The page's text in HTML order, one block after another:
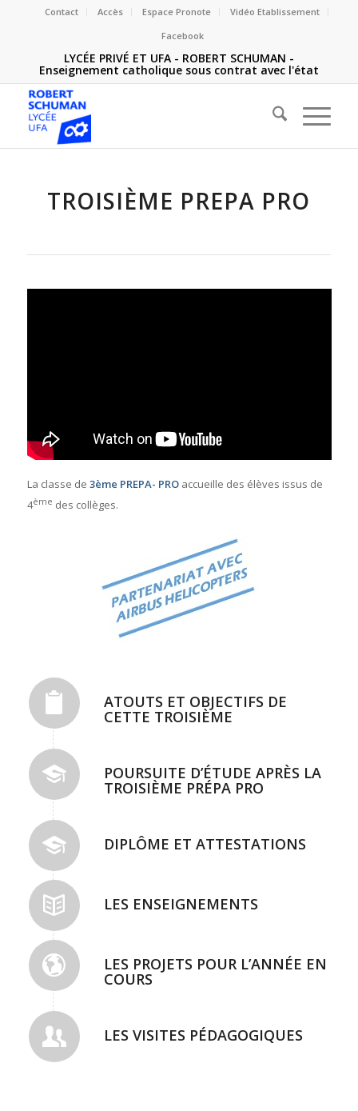
Contact Accès Espace Pronote
Vidéo Etablissement
Facebook
LYCÉE PRIVÉ ET UFA - ROBERT SCHUMAN -
Enseignement catholique sous contrat avec l'état
TROISIÈME PREPA PRO
La classe de 3ème PREPA- PRO accueille des élèves issus de
4ème des collèges.
ATOUTS ET OBJECTIFS DE
CETTE TROISIÈME
POURSUITE D’ÉTUDE APRÈS LA
TROISIÈME PRÉPA PRO
DIPLÔME ET ATTESTATIONS
LES ENSEIGNEMENTS
LES PROJETS POUR L’ANNÉE EN
COURS
LES VISITES PÉDAGOGIQUES